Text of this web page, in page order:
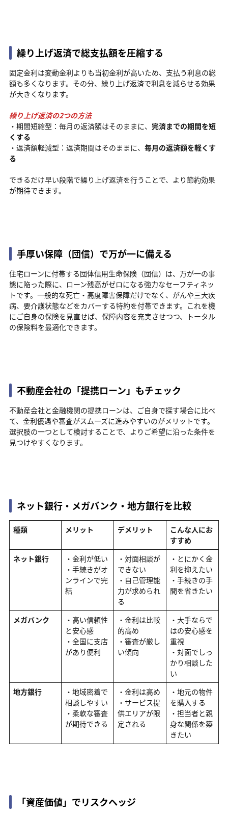
繰り上げ返済で総支払額を圧縮する
固定金利は変動金利よりも当初金利が高いため、支払う利息の総
額も多くなります。その分、繰り上げ返済で利息を減らせる効果
が大きくなります。
繰り上げ返済の2つの方法
・期間短縮型：毎月の返済額はそのままに、 完済までの期間を短
くする
・返済額軽減型：返済期間はそのままに、 毎月の返済額を軽くす
る
できるだけ早い段階で繰り上げ返済を行うことで、より節約効果
が期待できます。
手厚い保障（団信）で万が一に備える
住宅ローンに付帯する団体信用生命保険（団信）は、万が一の事
態に陥った際に、ローン残高がゼロになる強力なセーフティネッ
トです。一般的な死亡・高度障害保障だけでなく、がんや三大疾
病、要介護状態などをカバーする特約を付帯できます。これを機
にご自身の保険を見直せば、保障内容を充実させつつ、トータル
の保険料を最適化できます。
不動産会社の「提携ローン」もチェック
不動産会社と金融機関の提携ローンは、ご自身で探す場合に比べ
て、金利優遇や審査がスムーズに進みやすいのがメリットです。
選択肢の一つとして検討することで、よりご希望に沿った条件を
見つけやすくなります。
ネット銀行・メガバンク・地方銀行を比較
種類 メリット デメリット
こんな人にお
すすめ
ネット銀行
・金利が低い
・手続きがオ
ンラインで完
結
・対面相談が
できない
・自己管理能
力が求められ
る
・とにかく金
利を抑えたい
・手続きの手
間を省きたい
メガバンク
・高い信頼性
と安心感
・全国に支店
があり便利
・金利は比較
的高め
・審査が厳し
い傾向
・大手ならで
はの安心感を
重視
・対面でしっ
かり相談した
い
地方銀行
・地域密着で
相談しやすい
・柔軟な審査
が期待できる
・金利は高め
・サービス提
供エリアが限
定される
・地元の物件
を購入する
・担当者と親
身な関係を築
きたい
「資産価値」でリスクヘッジ